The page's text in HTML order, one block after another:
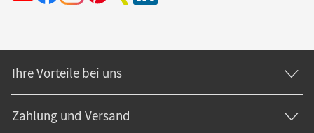
Ihre Vorteile bei uns
Zahlung und Versand